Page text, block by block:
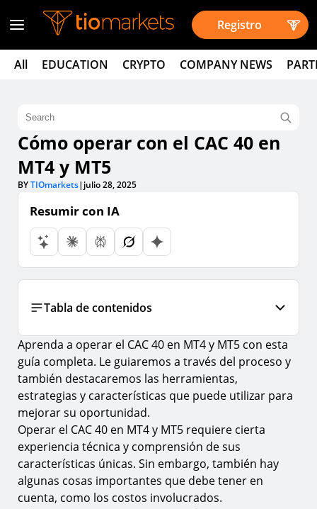
Registro
All EDUCATION CRYPTO COMPANY NEWS
Cómo operar con el CAC 40 en
MT4 y MT5
BYTIOmarkets| julio 28, 2025
Resumir con IA
Tabla de contenidos
Cómo operar el CAC 40 en MT4 y MT5
1. Descargue la plataforma de comercio MT4 o MT5
2. Paso 1. Registre su cuenta
3.
Paso 2. Cree una cuenta demo o real
4. Paso 3. Descargue la plataforma de comercio MT4 o
MT5
5. Paso 4. Fondee su cuenta
6. Paso 5. Transfiera sus fondos a la plataforma de
Aprenda a operar el CAC 40 en MT4 y MT5 con esta
guía completa. Le guiaremos a través del proceso y
también destacaremos las herramientas,
estrategias y características que puede utilizar para
mejorar su oportunidad.
Operar el CAC 40 en MT4 y MT5 requiere cierta
experiencia técnica y comprensión de sus
características únicas. Sin embargo, también hay
algunas cosas importantes que debe tener en
cuenta, como los costos involucrados.